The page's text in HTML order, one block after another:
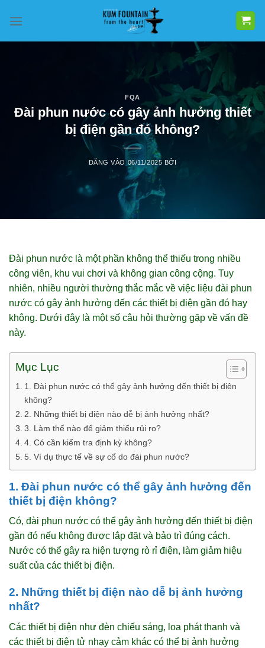
qua
FQA
Đài phun nước có gây ảnh hưởng thiết
bị điện gần đó không?
ĐĂNG VÀO06/11/2025 BỞI
Đài phun nước là một phần không thể thiếu trong nhiều
công viên, khu vui chơi và không gian công cộng. Tuy
nhiên, nhiều người thường thắc mắc về việc liệu đài phun
nước có gây ảnh hưởng đến các thiết bị điện gần đó hay
không. Dưới đây là một số câu hỏi thường gặp về vấn đề
này.
Mục Lục
1. Đài phun nước có thể gây ảnh hưởng đến thiết bị điện
không?
2. Những thiết bị điện nào dễ bị ảnh hưởng nhất?
3. Làm thế nào để giảm thiểu rủi ro?
4. Có cần kiểm tra định kỳ không?
5. Ví dụ thực tế về sự cố do đài phun nước?
1. Đài phun nước có thể gây ảnh hưởng đến
thiết bị điện không?
Có, đài phun nước có thể gây ảnh hưởng đến thiết bị điện
gần đó nếu không được lắp đặt và bảo trì đúng cách.
Nước có thể gây ra hiện tượng rò rỉ điện, làm giảm hiệu
suất của các thiết bị điện.
2. Những thiết bị điện nào dễ bị ảnh hưởng
nhất?
Các thiết bị điện như đèn chiếu sáng, loa phát thanh và
các thiết bị điện tử nhạy cảm khác có thể bị ảnh hưởng